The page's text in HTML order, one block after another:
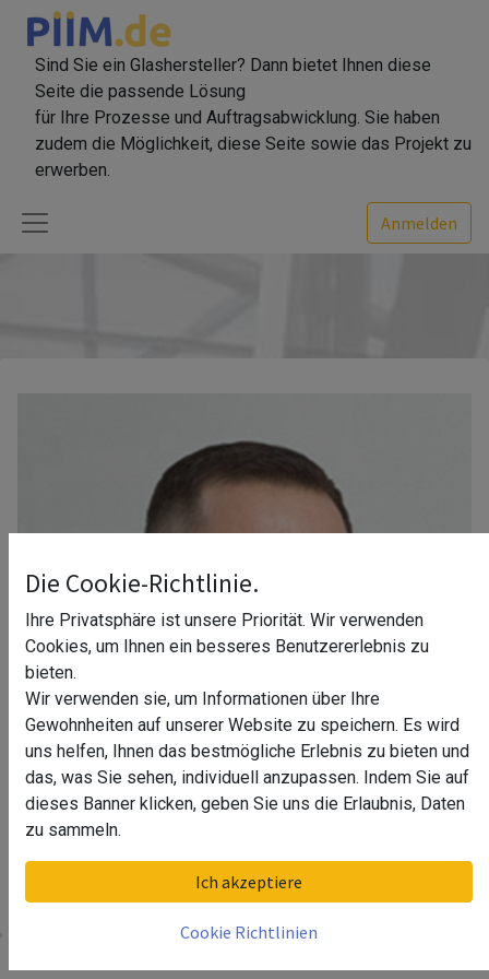
Sind Sie ein Glashersteller? Dann bietet Ihnen diese
Seite die passende Lösung
für Ihre Prozesse und Auftragsabwicklung. Sie haben
zudem die Möglichkeit, diese Seite sowie das Projekt zu
erwerben.
Anmelden
Ihr Berater in Dresden
Die Cookie-Richtlinie.
Ihre Privatsphäre ist unsere Priorität. Wir verwenden
Cookies, um Ihnen ein besseres Benutzererlebnis zu
bieten.
Wir verwenden sie, um Informationen über Ihre
Gewohnheiten auf unserer Website zu speichern. Es wird
uns helfen, Ihnen das bestmögliche Erlebnis zu bieten und
das, was Sie sehen, individuell anzupassen. Indem Sie auf
dieses Banner klicken, geben Sie uns die Erlaubnis, Daten
zu sammeln.
Ich akzeptiere
Cookie Richtlinien